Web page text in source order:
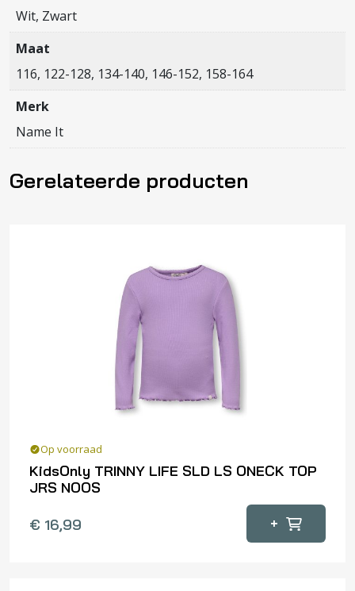
aantal
Wit, Zwart
Maat
116, 122-128, 134-140, 146-152, 158-164
Merk
Name It
Gerelateerde producten
Op voorraad
KidsOnly TRINNY LIFE SLD LS ONECK TOP
JRS NOOS
€ 16,99 +
product